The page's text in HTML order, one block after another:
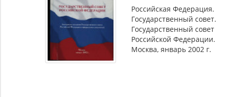
Российская Федерация.
Государственный совет.
Государственный совет
Российской Федерации.
Москва, январь 2002 г.